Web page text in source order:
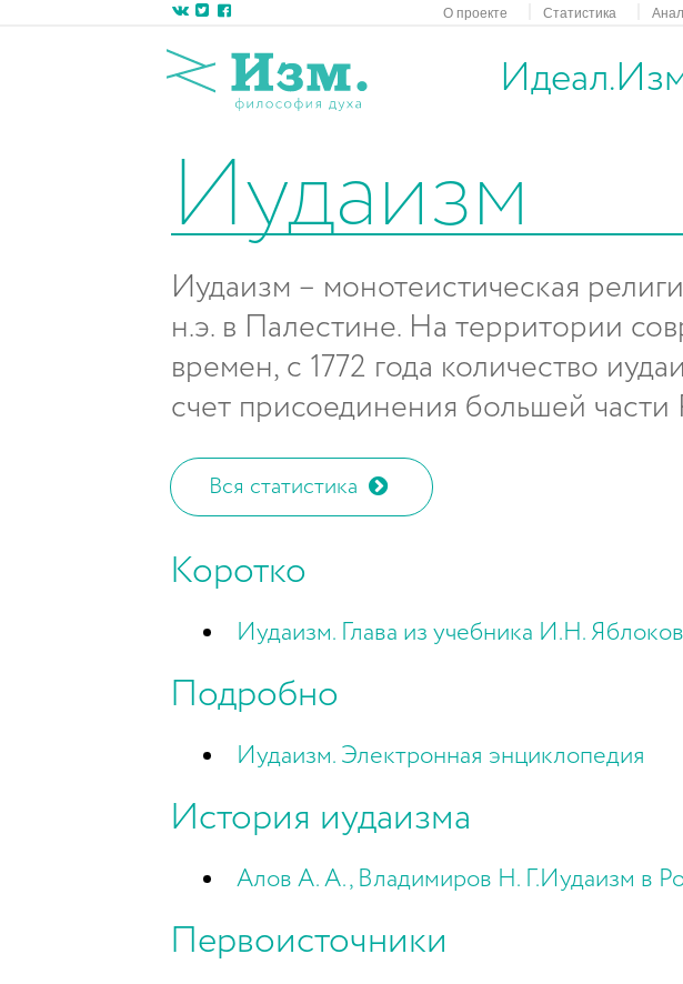
О проекте Статистика
Иудаизм
Иудаизм – монотеистическая
н.э. в Палестине. На территории
времен, с 1772 года количество
счет присоединения большей
Вся статистика
Коротко
Иудаизм. Глава из учебника И.Н.
Подробно
Иудаизм. Электронная энциклопедия
История иудаизма
Алов А. А., Владимиров Н. Г.Иудаизм в
Первоисточники